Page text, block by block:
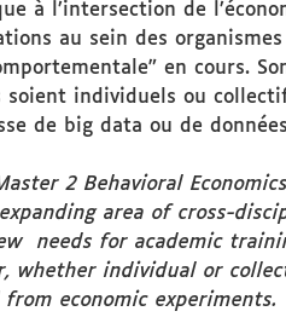
à l’intersection de
au sein des
en cours.
soient individuels ou
de big data ou de
2 Behavioral
area of cross-
needs for academic
whether individual or
economic experiments.